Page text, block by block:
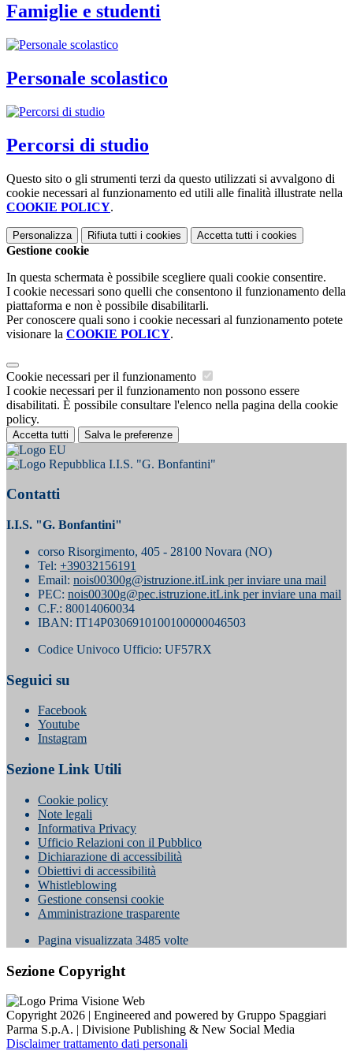
Famiglie e studenti
Personale scolastico
Percorsi di studio
Questo sito o gli strumenti terzi da questo utilizzati si avvalgono di
cookie necessari al funzionamento ed utili alle finalità illustrate nella
COOKIE POLICY.
Personalizza Rifiuta tutti i cookies Accetta tutti i cookies
Gestione cookie
In questa schermata è possibile scegliere quali cookie consentire.
I cookie necessari sono quelli che consentono il funzionamento della
piattaforma e non è possibile disabilitarli.
Per conoscere quali sono i cookie necessari al funzionamento potete
visionare la COOKIE POLICY.
Cookie necessari per il funzionamento
I cookie necessari per il funzionamento non possono essere
disabilitati. È possibile consultare l'elenco nella pagina della cookie
policy.
Accetta tutti Salva le preferenze
I.I.S. "G. Bonfantini"
Contatti
I.I.S. "G. Bonfantini"
corso Risorgimento, 405 - 28100 Novara (NO)
Tel: +39032156191
Email: nois00300g@istruzione.itLink per inviare una mail
PEC: nois00300g@pec.istruzione.itLink per inviare una mail
C.F.: 80014060034
IBAN: IT14P0306910100100000046503
Codice Univoco Ufficio: UF57RX
Seguici su
Facebook
Youtube
Instagram
Sezione Link Utili
Cookie policy
Note legali
Informativa Privacy
Ufficio Relazioni con il Pubblico
Dichiarazione di accessibilità
Obiettivi di accessibilità
Whistleblowing
Gestione consensi cookie
Amministrazione trasparente
Pagina visualizzata 3485 volte
Sezione Copyright
Copyright 2026 | Engineered and powered by Gruppo Spaggiari
Parma S.p.A. | Divisione Publishing & New Social Media
Disclaimer trattamento dati personali